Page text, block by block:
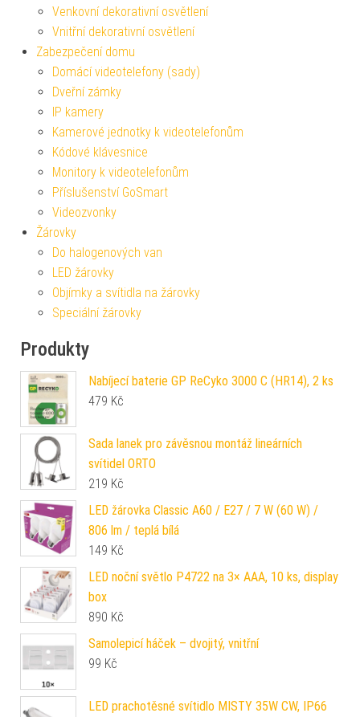
Venkovní dekorativní osvětlení
Vnitřní dekorativní osvětlení
Zabezpečení domu
Domácí videotelefony (sady)
Dveřní zámky
IP kamery
Kamerové jednotky k videotelefonům
Kódové klávesnice
Monitory k videotelefonům
Příslušenství GoSmart
Videozvonky
Žárovky
Do halogenových van
LED žárovky
Objímky a svítidla na žárovky
Speciální žárovky
Produkty
Nabíjecí baterie GP ReCyko 3000 C (HR14), 2 ks
479 Kč
Sada lanek pro závěsnou montáž lineárních
svítidel ORTO
219 Kč
LED žárovka Classic A60 / E27 / 7 W (60 W) /
806 lm / teplá bílá
149 Kč
LED noční světlo P4722 na 3× AAA, 10 ks, display
box
890 Kč
Samolepicí háček – dvojitý, vnitřní
99 Kč
LED prachotěsné svítidlo MISTY 35W CW, IP66